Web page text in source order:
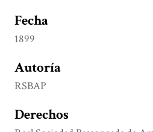
Fecha
1899
Autoría
RSBAP
Derechos